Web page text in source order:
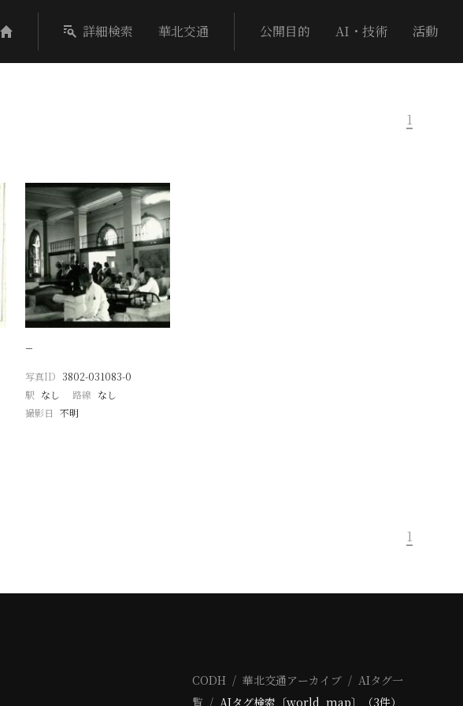
詳細検索 華北交通 公開目的 AI・技術 活動
1
−
写真ID 3802-031083-0
駅 なし 路線 なし
撮影日 不明
1
CODH 華北交通アーカイブ
AIタグ一
覧
AIタグ検索〔world_map〕（3件）